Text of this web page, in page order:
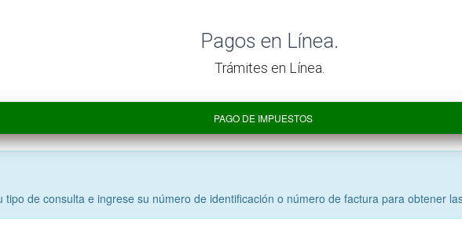
​Pagos en Línea.
​​​Trámites en Línea.
​PAGO DE IMPUESTOS
​PAGO DE IMPUESTOS
de consulta e ingrese su número de identificación o número de factura para obtener